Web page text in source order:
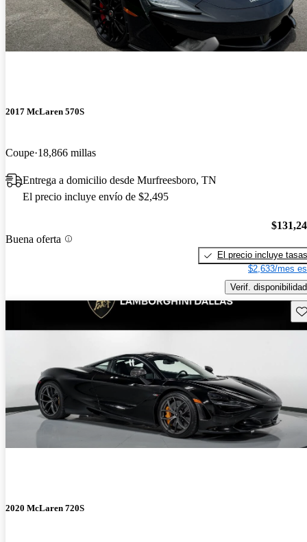
2017 McLaren 570S
Coupe 18,866 millas
Entrega a domicilio desde Murfreesboro, TN
El precio incluye envío de $2,495
Buena oferta
El precio incluye tasas
$2,633/mes
Verif. disponibilidad
2020 McLaren 720S